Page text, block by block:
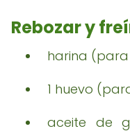
Rebozar y
harina
1 huevo
aceite de